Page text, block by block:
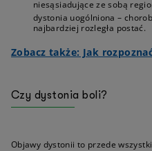
niesąsiadujące ze sobą
dystonia uogólniona –
najbardziej rozległa postać.
Zobacz także: Jak
Czy dystonia boli?
Objawy dystonii to przede